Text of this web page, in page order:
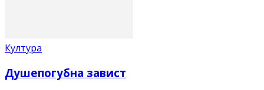
Култура
Душепогубна завист